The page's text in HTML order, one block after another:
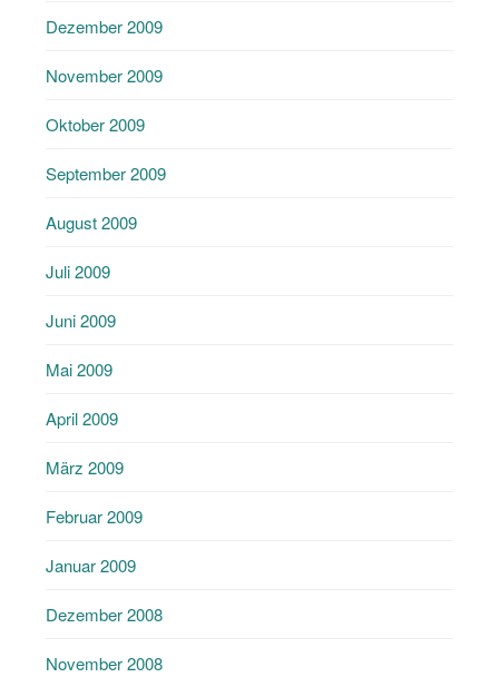
Dezember 2009
November 2009
Oktober 2009
September 2009
August 2009
Juli 2009
Juni 2009
Mai 2009
April 2009
März 2009
Februar 2009
Januar 2009
Dezember 2008
November 2008